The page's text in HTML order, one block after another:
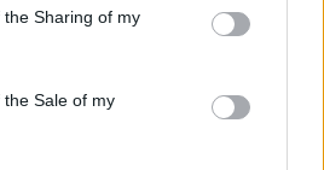
usage behaviour. You may click to
Google and its third-party tags to
purposes in below Google
Sharing of my
Sale of my